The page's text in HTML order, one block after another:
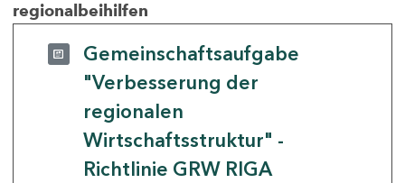
regionalbeihilfen
Gemeinschaftsaufgabe
"Verbesserung der
regionalen
Wirtschaftsstruktur" -
Richtlinie GRW RIGA